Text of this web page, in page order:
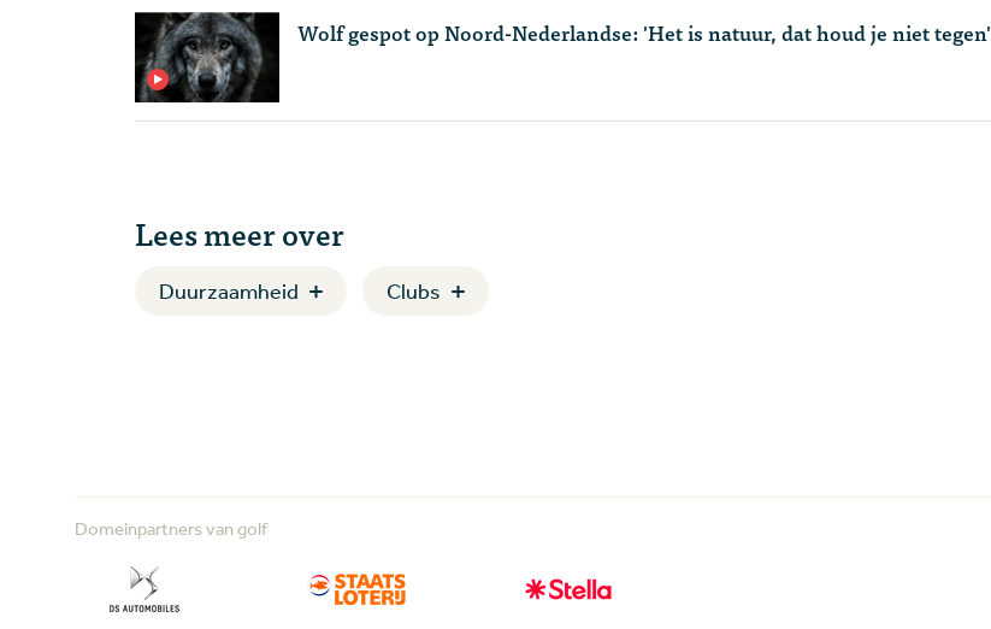
Wolf gespot op Noord-Nederlandse: 'Het is natuur, dat houd je niet tegen'
Lees meer over
Duurzaamheid Clubs
Domeinpartners van golf